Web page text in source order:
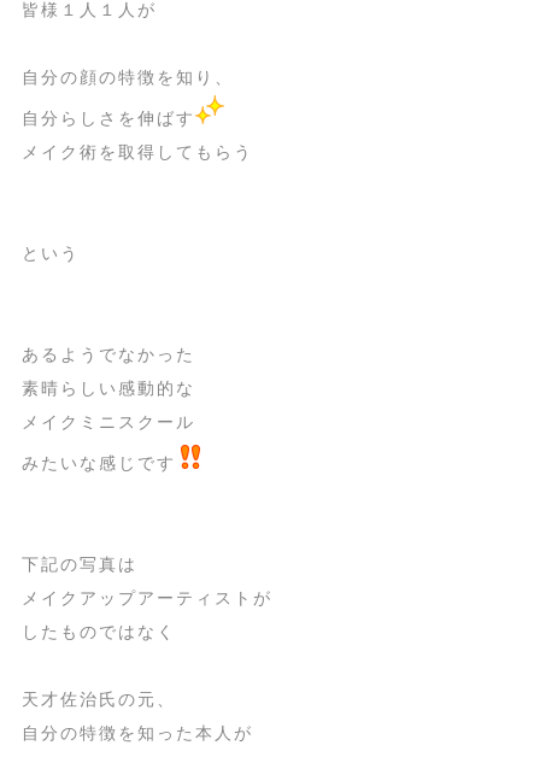
皆様１人１人が
自分の顔の特徴を知り、
自分らしさを伸ばす
メイク術を取得してもらう
という
あるようでなかった
素晴らしい感動的な
メイクミニスクール
みたいな感じです
下記の写真は
メイクアップアーティストが
したものではなく
天才佐治氏の元、
自分の特徴を知った本人が